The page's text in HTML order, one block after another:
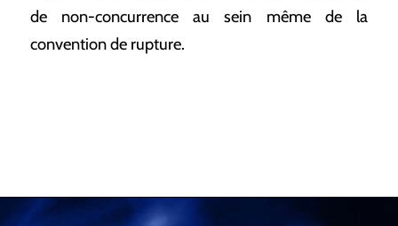
de non-concurrence au sein même de la
convention de rupture.